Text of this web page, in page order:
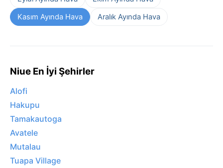
Kasım Ayında Hava
Aralık Ayında Hava
Niue En İyi Şehirler
Alofi
Hakupu
Tamakautoga
Avatele
Mutalau
Tuapa Village